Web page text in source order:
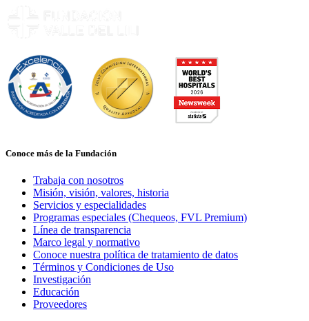
Conoce más de la Fundación
Trabaja con nosotros
Misión, visión, valores, historia
Servicios y especialidades
Programas especiales (Chequeos, FVL Premium)
Línea de transparencia
Marco legal y normativo
Conoce nuestra política de tratamiento de datos
Términos y Condiciones de Uso
Investigación
Educación
Proveedores